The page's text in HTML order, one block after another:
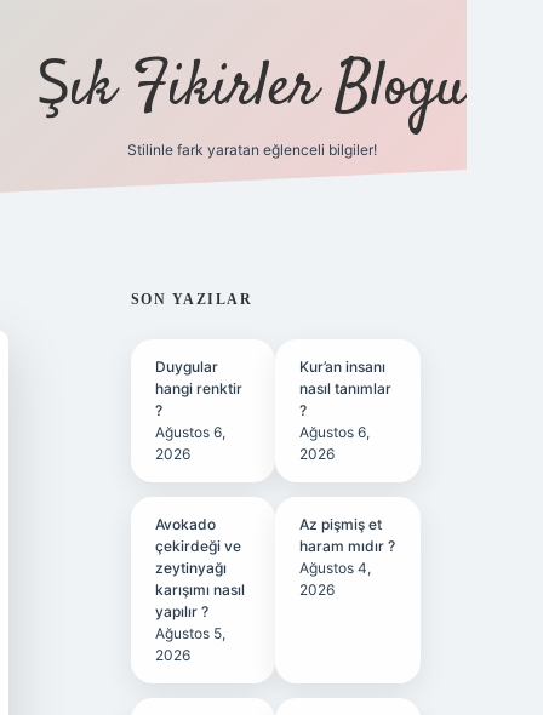
Şık Fikirler Blogu
Stilinle fark yaratan eğlenceli bilgiler!
SIDEBAR
SON YAZILAR
Duygular
hangi renktir
?
Ağustos 6,
2026
Kur’an insanı
nasıl tanımlar
?
Ağustos 6,
2026
Avokado
çekirdeği ve
zeytinyağı
karışımı nasıl
yapılır ?
Ağustos 5,
2026
Az pişmiş et
haram mıdır ?
Ağustos 4,
2026